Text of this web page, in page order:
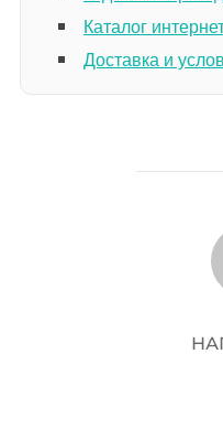
Каталог
Доставка и